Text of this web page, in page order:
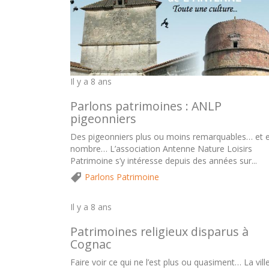
Il y a 8 ans
Parlons patrimoines : ANLP
pigeonniers
Des pigeonniers plus ou moins remarquables… et
nombre… L’association Antenne Nature Loisirs
Patrimoine s’y intéresse depuis des années sur...
Parlons Patrimoine
Il y a 8 ans
Patrimoines religieux disparus à
Cognac
Faire voir ce qui ne l’est plus ou quasiment… La